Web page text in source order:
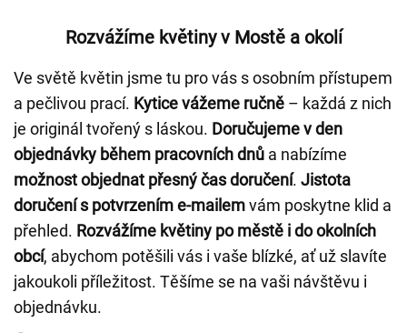
Rozvážíme květiny v Mostě a okolí
Ve světě květin jsme tu pro vás s osobním přístupem
a pečlivou prací. Kytice vážeme ručně – každá z nich
je originál tvořený s láskou. Doručujeme v den
objednávky během pracovních dnů a nabízíme
možnost objednat přesný čas doručení. Jistota
doručení s potvrzením e-mailemvám poskytne klid a
přehled. Rozvážíme květiny po městě i do okolních
obcí, abychom potěšili vás i vaše blízké, ať už slavíte
jakoukoli příležitost. Těšíme se na vaši návštěvu i
objednávku.